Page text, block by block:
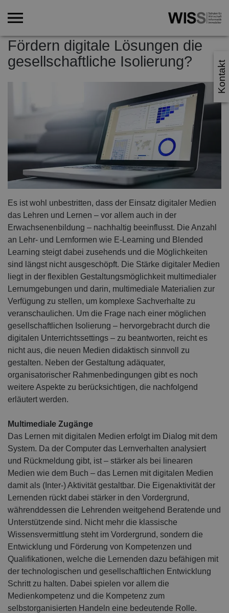
Kontakt
Fördern digitale Lösungen die
gesellschaftliche Isolierung?
Es ist wohl unbestritten, dass der Einsatz digitaler Medien
das Lehren und Lernen – vor allem auch in der
Erwachsenenbildung – nachhaltig beeinflusst. Die Anzahl
an Lehr- und Lernformen wie E-Learning und Blended
Learning steigt dabei zusehends und die Möglichkeiten
sind längst nicht ausgeschöpft. Die Stärke digitaler Medien
liegt in der flexiblen Gestaltungsmöglichkeit multimedialer
Lernumgebungen und darin, multimediale Materialien zur
Verfügung zu stellen, um komplexe Sachverhalte zu
veranschaulichen. Um die Frage nach einer möglichen
gesellschaftlichen Isolierung – hervorgebracht durch die
digitalen Unterrichtssettings – zu beantworten, reicht es
nicht aus, die neuen Medien didaktisch sinnvoll zu
gestalten. Neben der Gestaltung adäquater,
organisatorischer Rahmenbedingungen gibt es noch
weitere Aspekte zu berücksichtigen, die nachfolgend
erläutert werden.
Multimediale Zugänge
Das Lernen mit digitalen Medien erfolgt im Dialog mit dem
System. Da der Computer das Lernverhalten analysiert
und Rückmeldung gibt, ist – stärker als bei linearen
Medien wie dem Buch – das Lernen mit digitalen Medien
damit als (Inter-) Aktivität gestaltbar. Die Eigenaktivität der
Lernenden rückt dabei stärker in den Vordergrund,
währenddessen die Lehrenden weitgehend Beratende und
Unterstützende sind. Nicht mehr die klassische
Wissensvermittlung steht im Vordergrund, sondern die
Entwicklung und Förderung von Kompetenzen und
Qualifikationen, welche die Lernenden dazu befähigen mit
der technologischen und gesellschaftlichen Entwicklung
Schritt zu halten. Dabei spielen vor allem die
Medienkompetenz und die Kompetenz zum
selbstorganisierten Handeln eine bedeutende Rolle.